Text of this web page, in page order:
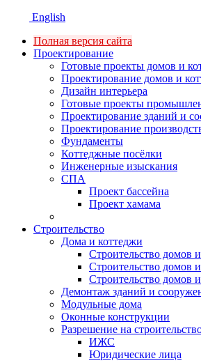
English
Полная версия сайта
Проектирование
Готовые проекты домов и
Проектирование домов и
Дизайн интерьера
Готовые проекты
Проектирование зданий и
Проектирование
Фундаменты
Коттеджные посёлки
Инженерные изыскания
СПА
Проект бассейна
Проект хамама
Строительство
Дома и коттеджи
Строительство домов
Строительство домов
Строительство домов
Демонтаж зданий и
Модульные дома
Оконные конструкции
Разрешение на
ИЖС
Юридические лица